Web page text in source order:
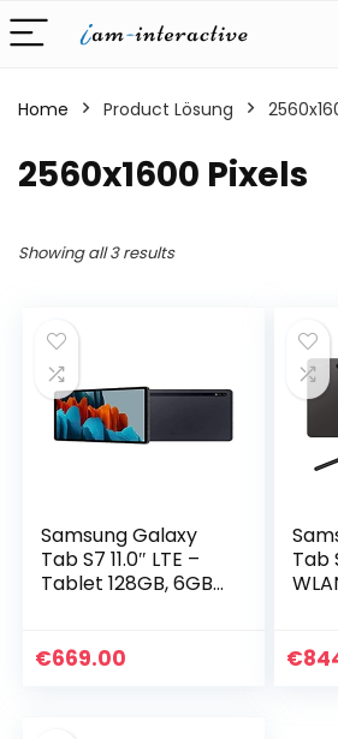
Home Product Lösung
‎2560x1600 Pixels
Showing all 3 results
Samsung Galaxy
Tab S7 11.0″ LTE –
Tablet 128GB, 6GB
€669.00
Tab
€